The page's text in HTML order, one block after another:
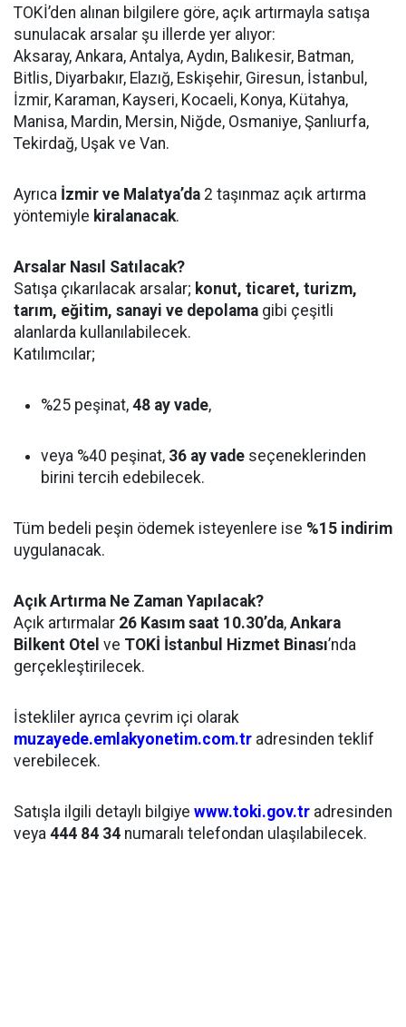
TOKİ’den alınan bilgilere göre, açık artırmayla satışa
sunulacak arsalar şu illerde yer alıyor:
Aksaray, Ankara, Antalya, Aydın, Balıkesir, Batman,
Bitlis, Diyarbakır, Elazığ, Eskişehir, Giresun, İstanbul,
İzmir, Karaman, Kayseri, Kocaeli, Konya, Kütahya,
Manisa, Mardin, Mersin, Niğde, Osmaniye, Şanlıurfa,
Tekirdağ, Uşak ve Van.
Ayrıca İzmir ve Malatya’da 2 taşınmaz açık artırma
yöntemiyle kiralanacak.
Arsalar Nasıl Satılacak?
Satışa çıkarılacak arsalar; konut, ticaret, turizm,
tarım, eğitim, sanayi ve depolama gibi çeşitli
alanlarda kullanılabilecek.
Katılımcılar;
%25 peşinat, 48 ay vade,
veya %40 peşinat, 36 ay vade seçeneklerinden
birini tercih edebilecek.
Tüm bedeli peşin ödemek isteyenlere ise %15 indirim
uygulanacak.
Açık Artırma Ne Zaman Yapılacak?
Açık artırmalar 26 Kasım saat 10.30’da, Ankara
Bilkent Otel ve TOKİ İstanbul Hizmet Binası’nda
gerçekleştirilecek.
İstekliler ayrıca çevrim içi olarak
muzayede.emlakyonetim.com.tr adresinden teklif
verebilecek.
Satışla ilgili detaylı bilgiye www.toki.gov.tr adresinden
veya 444 84 34 numaralı telefondan ulaşılabilecek.